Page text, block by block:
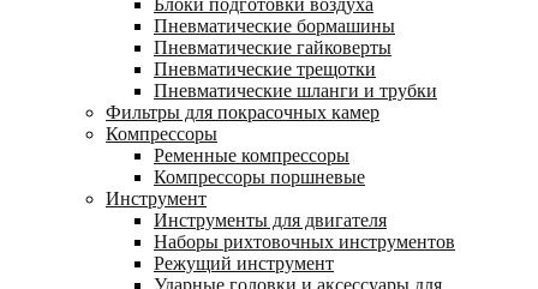
Блоки подготовки воздуха
Пневматические бормашины
Пневматические гайковерты
Пневматические трещотки
Пневматические шланги и трубки
Фильтры для покрасочных камер
Компрессоры
Ременные компрессоры
Компрессоры поршневые
Инструмент
Инструменты для двигателя
Наборы рихтовочных инструментов
Режущий инструмент
Ударные головки и аксессуары для